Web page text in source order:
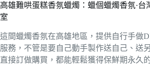
高雄難哄蛋糕香氛蠟燭：蠟個蠟燭香氛·台
室
這間蠟燭香氛在高雄地區，提供自行手做
服務，不管是要自己動手製作送自己、送
直接訂做購買，都能輕鬆獲得保鮮期永久